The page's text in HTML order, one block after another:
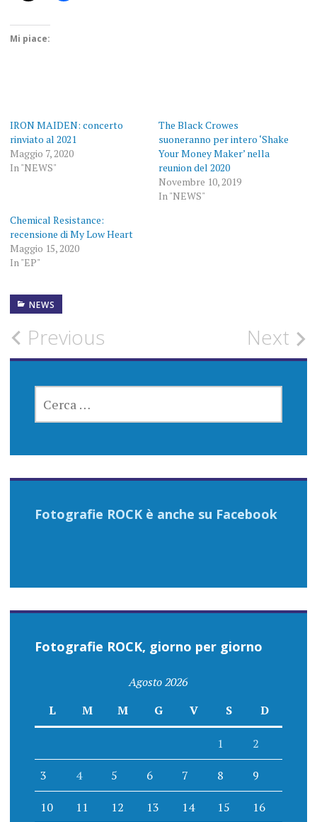
Mi piace:
IRON MAIDEN: concerto
rinviato al 2021
Maggio 7, 2020
In "NEWS"
The Black Crowes
suoneranno per intero ‘Shake
Your Money Maker’ nella
reunion del 2020
Novembre 10, 2019
In "NEWS"
Chemical Resistance:
recensione di My Low Heart
Maggio 15, 2020
In "EP"
NEWS
BOLOGNA
CONCERTI
Post
navigation
Previous Next
PER:
Fotografie ROCK è anche su Facebook
Fotografie ROCK, giorno per giorno
Agosto 2026
L
M M G V S D
1 2
3 4 5 6 7 8 9
10 11 12 13 14 15 16